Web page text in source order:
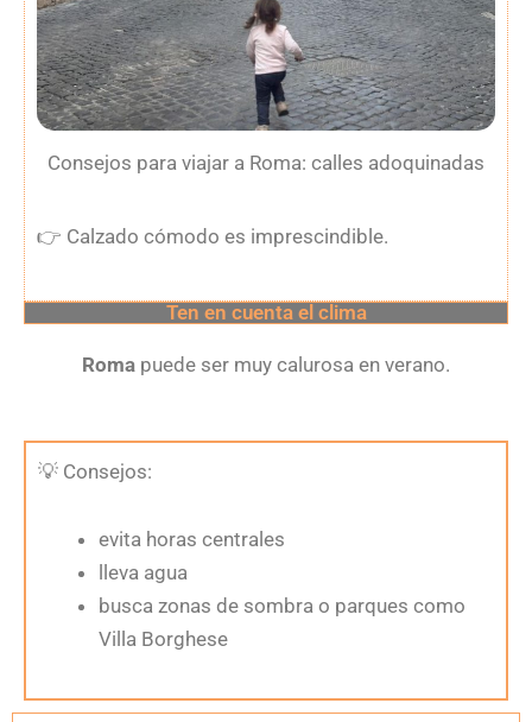
Consejos para viajar a Roma: calles adoquinadas
👉 Calzado cómodo es imprescindible.
Ten en cuenta el clima
Roma puede ser muy calurosa en verano.
💡 Consejos:
evita horas centrales
lleva agua
busca zonas de sombra o parques como
Villa Borghese